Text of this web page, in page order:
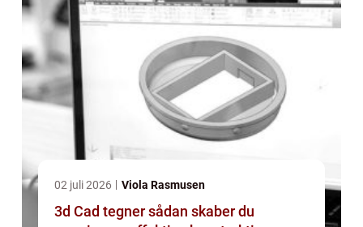
02 juli 2026 Viola Rasmusen
3d Cad tegner sådan skaber du